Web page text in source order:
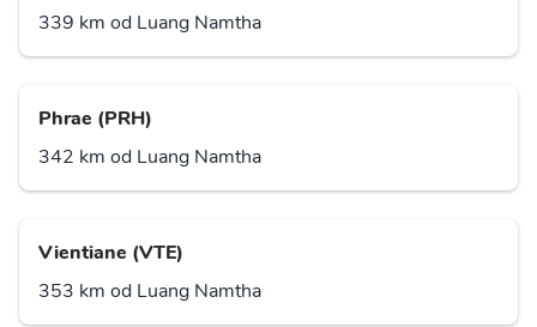
339 km od Luang Namtha
Phrae (PRH)
342 km od Luang Namtha
Vientiane (VTE)
353 km od Luang Namtha